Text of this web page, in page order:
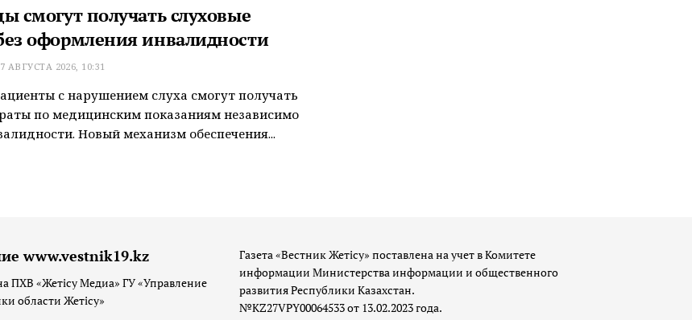
смогут получать слуховые
оформления инвалидности
7 АВГУСТА 2026, 10:31
с нарушением слуха смогут получать
по медицинским показаниям независимо
Новый механизм обеспечения...
www.vestnik19.kz
ПХВ «Жетісу Медиа» ГУ «Управление
области Жетісу»
Газета «Вестник Жетісу» поставлена на учет в Комитете
информации Министерства информации и общественного
развития Республики Казахстан.
№KZ27VPY00064533 от 13.02.2023 года.